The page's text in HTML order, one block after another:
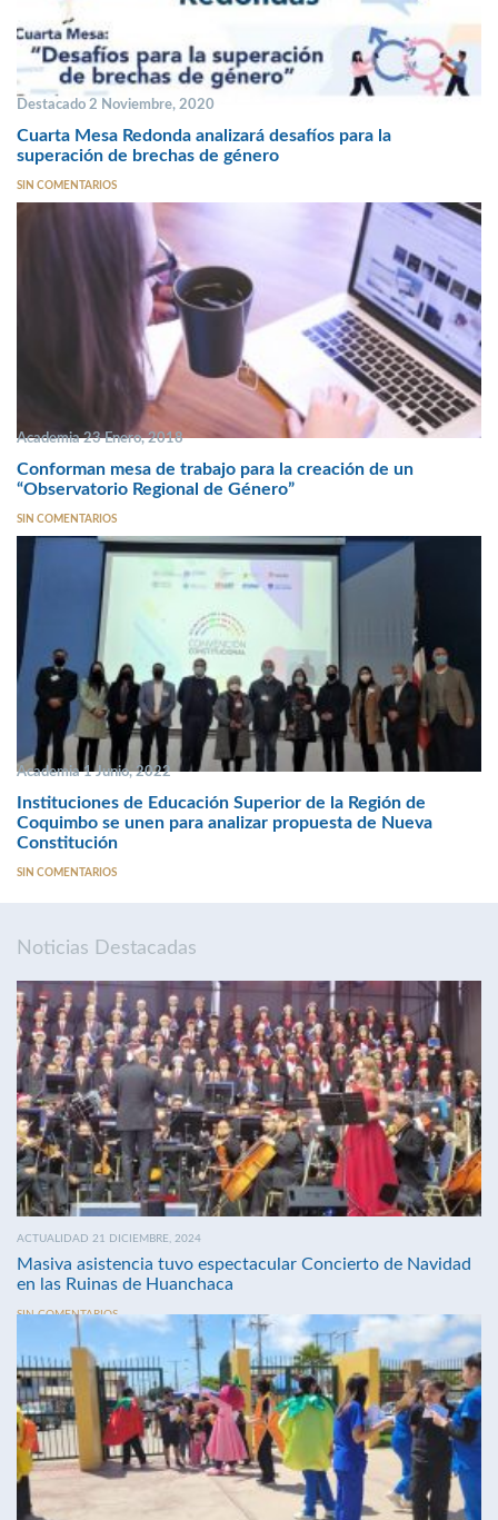
Destacado 2 Noviembre, 2020
Cuarta Mesa Redonda analizará desafíos para la
superación de brechas de género
SIN COMENTARIOS
Academia 23 Enero, 2018
Conforman mesa de trabajo para la creación de un
“Observatorio Regional de Género”
SIN COMENTARIOS
Academia 1 Junio, 2022
Instituciones de Educación Superior de la Región de
Coquimbo se unen para analizar propuesta de Nueva
Constitución
SIN COMENTARIOS
Noticias Destacadas
ACTUALIDAD 21 DICIEMBRE, 2024
Masiva asistencia tuvo espectacular Concierto de Navidad
en las Ruinas de Huanchaca
SIN COMENTARIOS